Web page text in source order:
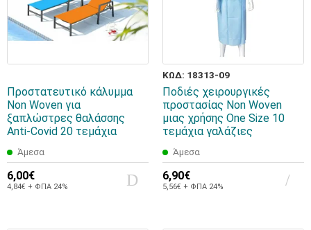
Προστατευτικό κάλυμμα
Non Woven για
ξαπλώστρες θαλάσσης
Αnti-Covid 20 τεμάχια
Άμεσα
6,00€
4,84€ + ΦΠΑ 24%
ΚΩΔ: 18313-09
Ποδιές χειρουργικές
προστασίας Non Woven
μιας χρήσης One Size 10
τεμάχια γαλάζιες
Άμεσα
6,90€
5,56€ + ΦΠΑ 24%